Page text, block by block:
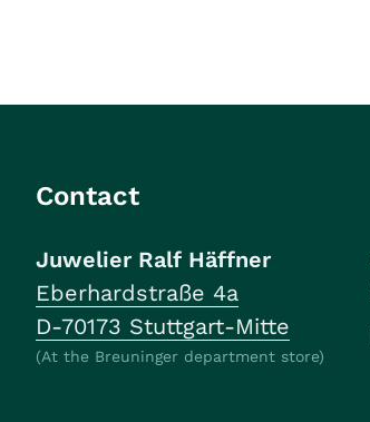
Contact
Juwelier Ralf Häffner
Eberhardstraße 4a
D-70173 Stuttgart-Mitte
(At the Breuninger department store)